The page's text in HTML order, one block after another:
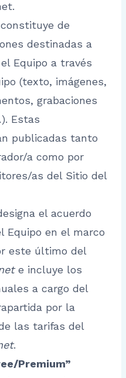
de
destinadas a
Equipo a través
(texto, imágenes,
grabaciones
Estas
publicadas tanto
a como por
as del Sitio del
el acuerdo
Equipo en el marco
este último del
e incluye los
a cargo del
por la
las tarifas del
.
Premium”